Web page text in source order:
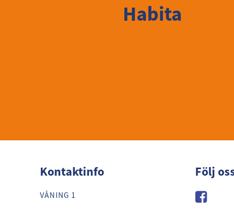
Habita
Kontaktinfo
VÅNING 1
Följ